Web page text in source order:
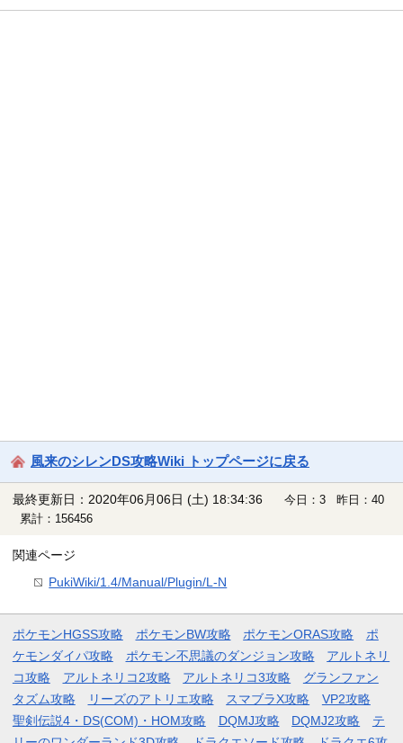
風来のシレンDS攻略Wiki トップページに戻る
最終更新日：2020年06月06日 (土) 18:34:36
今日：3 昨日：40
累計：156456
関連ページ
PukiWiki/1.4/Manual/Plugin/L-N
ポケモンHGSS攻略 ポケモンBW攻略 ポケモンORAS攻略
ポ
ケモンダイパ攻略
ポケモン不思議のダンジョン攻略
アルトネリ
コ攻略
アルトネリコ2攻略 アルトネリコ3攻略
グランファン
タズム攻略
リーズのアトリエ攻略 スマブラX攻略
VP2攻略
聖剣伝説4・DS(COM)・HOM攻略
DQMJ攻略 DQMJ2攻略
テ